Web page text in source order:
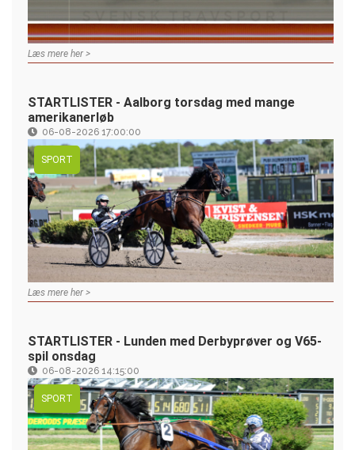
Læs mere her >
STARTLISTER - Aalborg torsdag med mange
amerikanerløb
06-08-2026 17:00:00
SPORT
Læs mere her >
STARTLISTER - Lunden med Derbyprøver og V65-
spil onsdag
06-08-2026 14:15:00
SPORT